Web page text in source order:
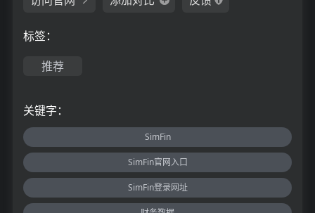
标签：
推荐
关键字：
SimFin
SimFin官网入口
SimFin登录网址